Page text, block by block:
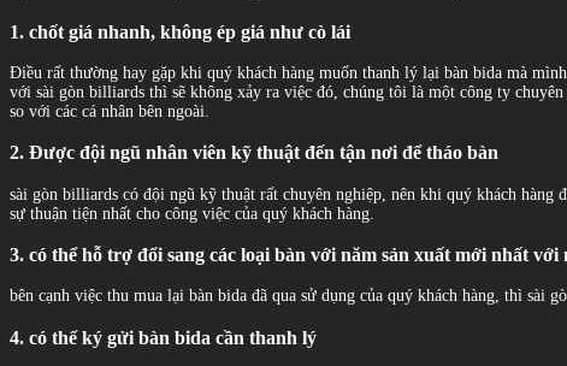
1. chốt giá nhanh, không ép giá như cò lái
Điều rất thường hay gặp khi quý khách hàng muốn thanh lý lại bàn bida mà
với sài gòn billiards thì sẽ không xảy ra việc đó, chúng tôi là một công ty
so với các cá nhân bên ngoài.
2. Được đội ngũ nhân viên kỹ thuật đến tận nơi để tháo bàn
sài gòn billiards có đội ngũ kỹ thuật rất chuyên nghiệp, nên khi quý khách hàng
sự thuận tiện nhất cho công việc của quý khách hàng.
3. có thể hỗ trợ đổi sang các loại bàn với năm sản xuất mới nhất
bên cạnh việc thu mua lại bàn bida đã qua sử dụng của quý khách hàng, thì
4. có thể ký gửi bàn bida cần thanh lý